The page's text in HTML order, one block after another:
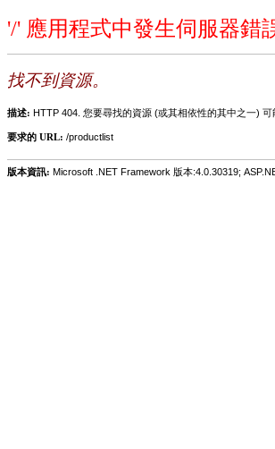
'/' 應用程式中發生伺服器錯
找不到資源。
描述: HTTP 404. 您要尋找的資源 (或其相依性的其中之一)
要求的 URL: /productlist
版本資訊: Microsoft .NET Framework 版本:4.0.30319;